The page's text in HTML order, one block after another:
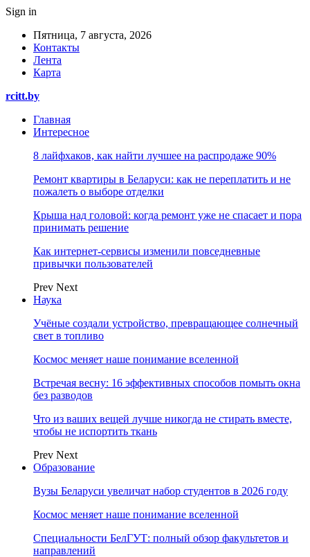
Sign in
Пятница, 7 августа, 2026
Контакты
Лента
Карта
rcitt.by
Главная
Интересное
8 лайфхаков, как найти лучшее на распродаже 90%
Ремонт квартиры в Беларуси: как не переплатить и не
пожалеть о выборе отделки
Крыша над головой: когда ремонт уже не спасает и пора
принимать решение
Как интернет-сервисы изменили повседневные
привычки пользователей
Prev Next
Наука
Учёные создали устройство, превращающее солнечный
свет в топливо
Космос меняет наше понимание вселенной
Встречая весну: 16 эффективных способов помыть окна
без разводов
Что из ваших вещей лучше никогда не стирать вместе,
чтобы не испортить ткань
Prev Next
Образование
Вузы Беларуси увеличат набор студентов в 2026 году
Космос меняет наше понимание вселенной
Специальности БелГУТ: полный обзор факультетов и
направлений